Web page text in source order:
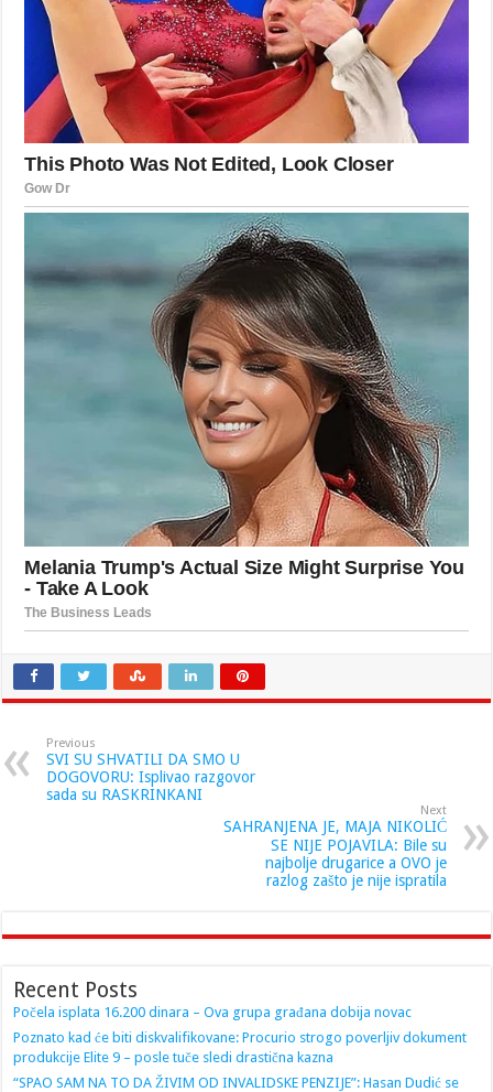
Previous
SVI SU SHVATILI DA SMO U
DOGOVORU: Isplivao razgovor
sada su RASKRINKANI
Next
SAHRANJENA JE, MAJA NIKOLIĆ
SE NIJE POJAVILA: Bile su
najbolje drugarice a OVO je
razlog zašto je nije ispratila
Recent Posts
Počela isplata 16.200 dinara – Ova grupa građana dobija novac
Poznato kad će biti diskvalifikovane: Procurio strogo poverljiv dokument
produkcije Elite 9 – posle tuče sledi drastična kazna
“SPAO SAM NA TO DA ŽIVIM OD INVALIDSKE PENZIJE”: Hasan Dudić se